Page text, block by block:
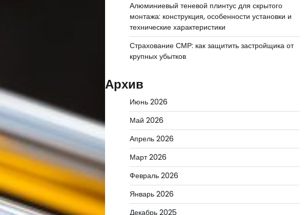
Алюминиевый теневой плинтус для скрытого
монтажа: конструкция, особенности установки и
технические характеристики
Страхование СМР: как защитить застройщика от
крупных убытков
Архив
Июнь 2026
Май 2026
Апрель 2026
Март 2026
Февраль 2026
Январь 2026
Декабрь 2025